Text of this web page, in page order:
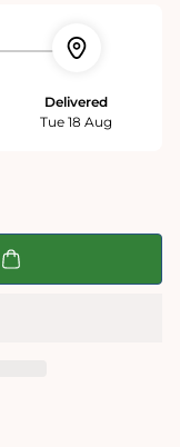
Delivered
Tue 18 Aug